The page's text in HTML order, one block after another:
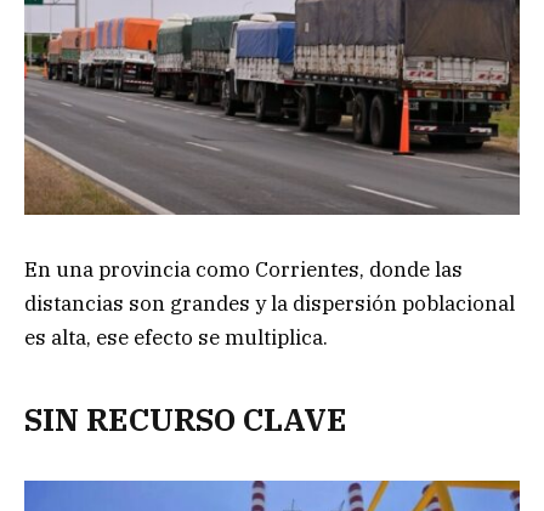
En una provincia como Corrientes, donde las
distancias son grandes y la dispersión poblacional
es alta, ese efecto se multiplica.
SIN RECURSO CLAVE